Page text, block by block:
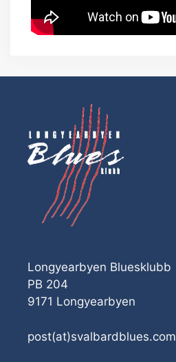
Longyearbyen Bluesklubb
PB 204
9171 Longyearbyen
post(at)svalbardblues.com